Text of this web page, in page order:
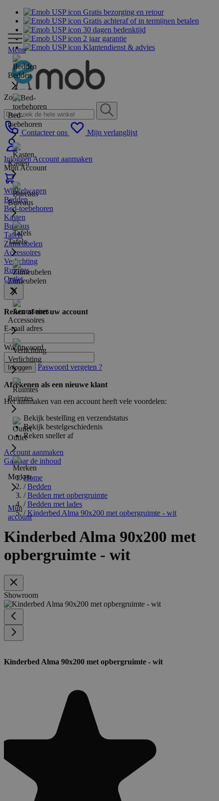
Gratis bezorging en retour
Gratis achteraf of in termijnen betalen
30 dagen bedenktijd
2 jaar garantie
Klantendienst & advies
Zoek
Contacteer ons Mijn verlanglijst
InloggenAccount aanmaken
Mijn Account
Winkelwagen
Menu
Bedden
Bed-
toebehoren
Kasten
Bureaus
Tafels
Zitmeubelen
Accessoires
Verlichting
Ruimtes
Outlet
Merken
Mijn
account
Bedden
Bed-toebehoren
Kasten
Bureaus
Tafels
Zitmeubelen
Accessoires
Verlichting
Ruimtes
Outlet
Reken af met uw account
E-mail adres
Wachtwoord
Inloggen Paswoord vergeten ?
Afrekenen als een nieuwe klant
Het aanmaken van een account heeft vele voordelen:
Bekijk bestelling en verzendstatus
Bekijk bestelgeschiedenis
Reken sneller af
Account aanmaken
Ga naar de inhoud
Home
/ Bedden
/ Bedden met opbergruimte
/ Bedden met lades
/ Kinderbed Alma 90x200 met opbergruimte - wit
Kinderbed Alma 90x200 met
opbergruimte - wit
Showroom
Kinderbed Alma 90x200 met opbergruimte - wit